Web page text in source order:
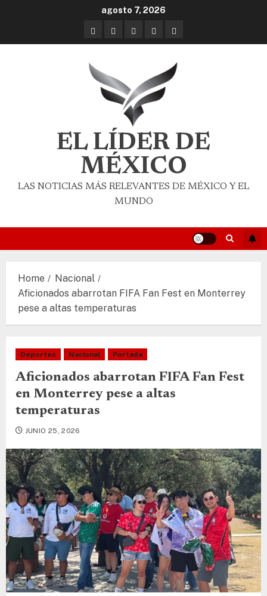
agosto 7, 2026
EL LÍDER DE
MÉXICO
LAS NOTICIAS MÁS RELEVANTES DE MÉXICO Y EL
MUNDO
Home
Nacional
Aficionados abarrotan FIFA Fan Fest en Monterrey
pese a altas temperaturas
Deportes Nacional Portada
Aficionados abarrotan FIFA Fan Fest
en Monterrey pese a altas
temperaturas
JUNIO 25, 2026